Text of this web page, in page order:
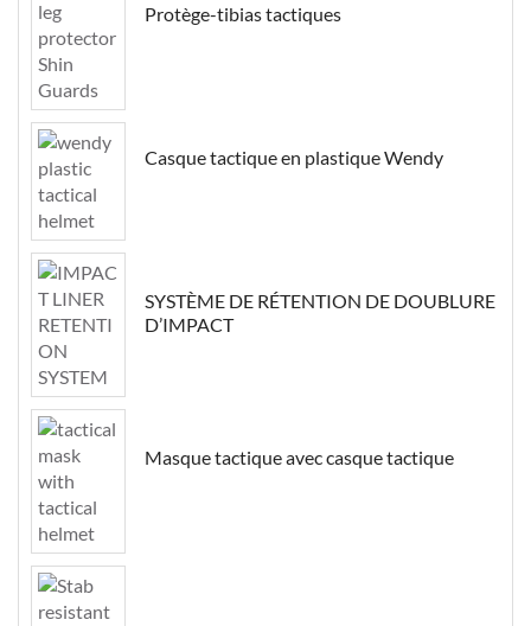
Protège-tibias tactiques
Casque tactique en plastique Wendy
SYSTÈME DE RÉTENTION DE DOUBLURE
D’IMPACT
Masque tactique avec casque tactique